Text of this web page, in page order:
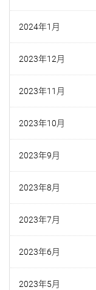
2024年1月
2023年12月
2023年11月
2023年10月
2023年9月
2023年8月
2023年7月
2023年6月
2023年5月